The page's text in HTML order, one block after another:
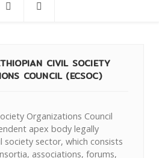
CIVIL SOCIETY
COUNCIL (ECSOC)
Organizations Council
apex body legally
society sector, which consists
associations, forums,